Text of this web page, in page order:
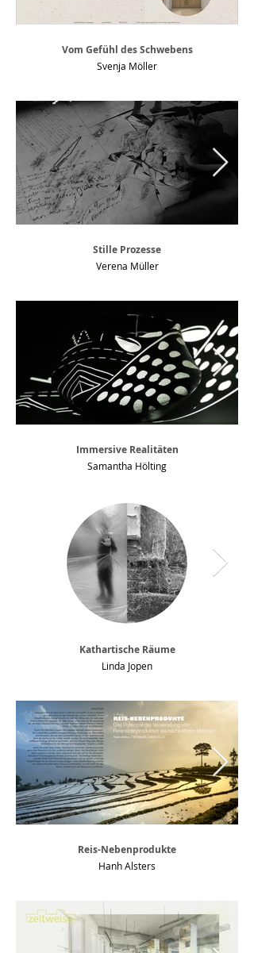
Vom Gefühl des Schwebens
Svenja Möller
Stille Prozesse
Verena Müller
Immersive Realitäten
Samantha Hölting
Kathartische Räume
Linda Jopen
Reis-Nebenprodukte
Hanh Alsters